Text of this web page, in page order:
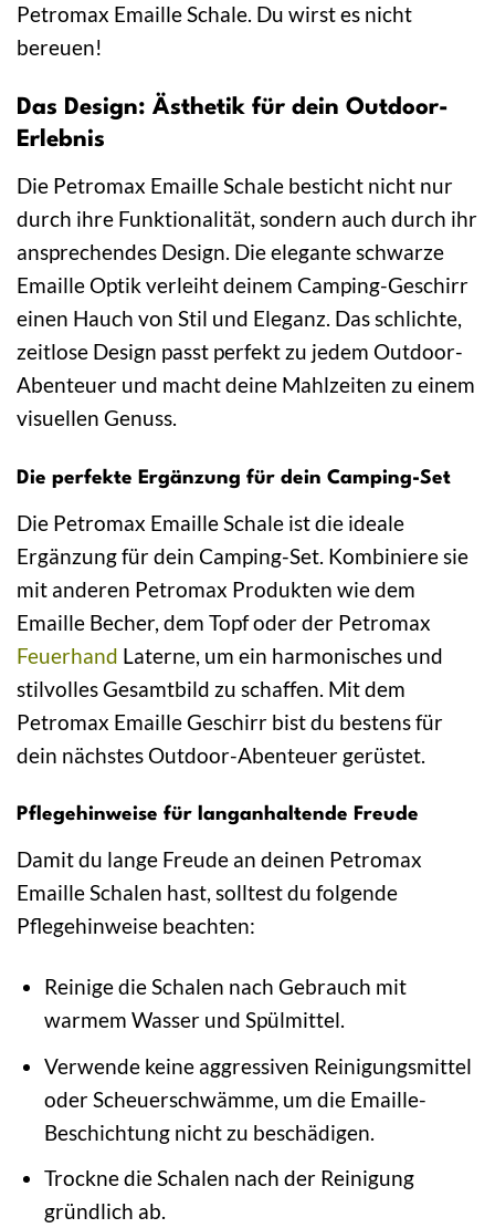
Petromax Emaille Schale. Du wirst es nicht
bereuen!
Das Design: Ästhetik für dein Outdoor-
Erlebnis
Die Petromax Emaille Schale besticht nicht nur
durch ihre Funktionalität, sondern auch durch ihr
ansprechendes Design. Die elegante schwarze
Emaille Optik verleiht deinem Camping-Geschirr
einen Hauch von Stil und Eleganz. Das schlichte,
zeitlose Design passt perfekt zu jedem Outdoor-
Abenteuer und macht deine Mahlzeiten zu einem
visuellen Genuss.
Die perfekte Ergänzung für dein Camping-Set
Die Petromax Emaille Schale ist die ideale
Ergänzung für dein Camping-Set. Kombiniere sie
mit anderen Petromax Produkten wie dem
Emaille Becher, dem Topf oder der Petromax
Feuerhand Laterne, um ein harmonisches und
stilvolles Gesamtbild zu schaffen. Mit dem
Petromax Emaille Geschirr bist du bestens für
dein nächstes Outdoor-Abenteuer gerüstet.
Pflegehinweise für langanhaltende Freude
Damit du lange Freude an deinen Petromax
Emaille Schalen hast, solltest du folgende
Pflegehinweise beachten:
Reinige die Schalen nach Gebrauch mit
warmem Wasser und Spülmittel.
Verwende keine aggressiven Reinigungsmittel
oder Scheuerschwämme, um die Emaille-
Beschichtung nicht zu beschädigen.
Trockne die Schalen nach der Reinigung
gründlich ab.